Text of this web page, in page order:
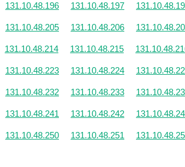
131.10.48.196 131.10.48.197
131.10.48.205 131.10.48.206
131.10.48.214 131.10.48.215
131.10.48.223 131.10.48.224
131.10.48.232 131.10.48.233
131.10.48.241 131.10.48.242
131.10.48.250 131.10.48.251